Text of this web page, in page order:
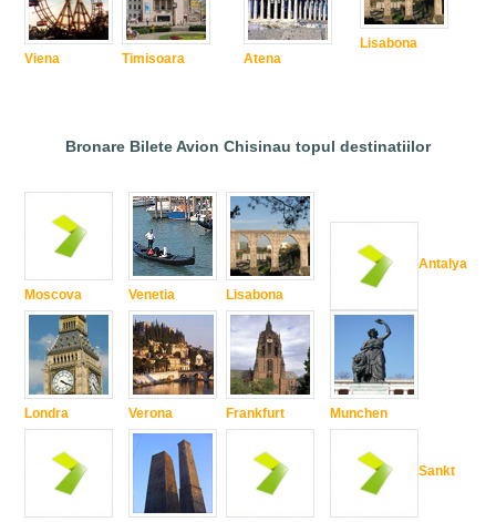
Viena Timisoara Atena
Lisabona
Bronare Bilete Avion Chisinau topul destinatiilor
Moscova
Londra
Venetia
Verona
Lisabona
Frankfurt
Antalya
Munchen
Sankt